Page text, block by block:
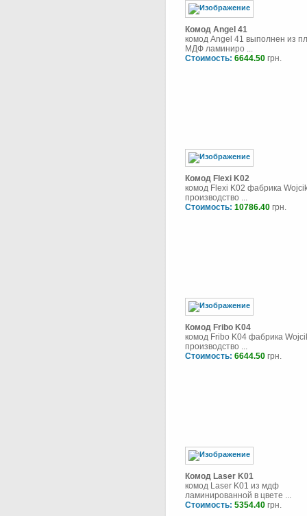
Комод Angel 41
комод Angel 41 выполнен из
МДФ ламиниро ...
Стоимость: 6644.50 грн.
Комод Flexi K02
комод Flexi K02 фабрика
производство ...
Стоимость: 10786.40 грн.
Комод Fribo K04
комод Fribo K04 фабрика
производство ...
Стоимость: 6644.50 грн.
Комод Laser K01
комод Laser K01 из мдф
ламинированной в цвете ...
Стоимость: 5354.40 грн.